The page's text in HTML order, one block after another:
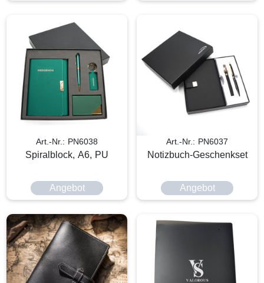
Art.-Nr.: PN6038
Spiralblock, A6, PU
Angebot
Art.-Nr.: PN6037
Notizbuch-Geschenkset
Angebot